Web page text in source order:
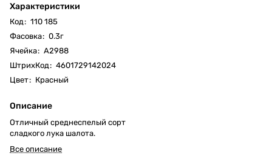
Характеристики
Код: 110 185
Фасовка: 0.3г
Ячейка: А2988
ШтрихКод: 4601729142024
Цвет: Красный
Описание
Отличный среднеспелый сорт
сладкого лука шалота.
Все описание